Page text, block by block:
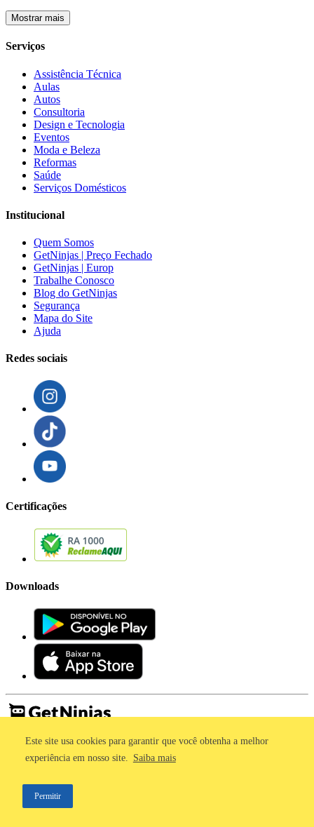
Este site usa cookies para garantir que você obtenha a melhor
experiência em nosso site. Saiba mais
Permitir
Mostrar mais
Serviços
Assistência Técnica
Aulas
Autos
Consultoria
Design e Tecnologia
Eventos
Moda e Beleza
Reformas
Saúde
Serviços Domésticos
Institucional
Quem Somos
GetNinjas | Preço Fechado
GetNinjas | Europ
Trabalhe Conosco
Blog do GetNinjas
Segurança
Mapa do Site
Ajuda
Redes sociais
Certificações
Downloads
Imprensa
Termos de Uso
©2011 - 2026, GetNinjas LTDA. CNPJ 55.744.877/0001-89 - Rua
Dr. Fernandes Coelho, 85 - 3º andar - São Paulo/SP - Brasil